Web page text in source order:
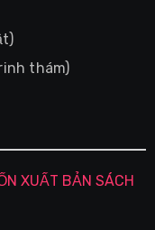
thám)
XUẤT BẢN SÁCH